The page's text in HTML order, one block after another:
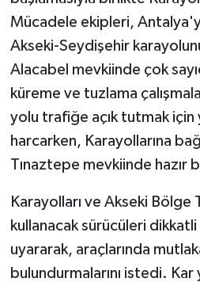
Mücadele ekipleri,
Akseki-Seydişehir
Alacabel mevkiinde çok
küreme ve tuzlama
yolu trafiğe açık tutmak için
harcarken, Karayollarına
Tınaztepe mevkiinde
Karayolları ve Akseki Bölge
kullanacak sürücüleri
uyararak, araçlarında
bulundurmalarını istedi. Kar